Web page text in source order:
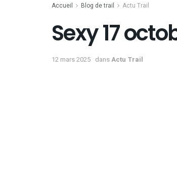
Accueil Blog de trail Actu Trail
Sexy 17
12 mars 2025 dansActu Trail